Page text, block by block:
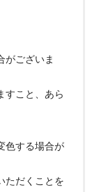
がございま
すこと、あら
色する場合が
ただくことを